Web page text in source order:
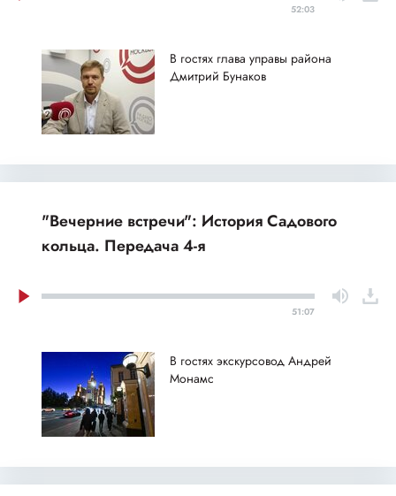
52:03
В гостях глава управы района
Дмитрий Бунаков
"Вечерние встречи": История Садового
кольца. Передача 4-я
51:07
В гостях экскурсовод Андрей
Монамс